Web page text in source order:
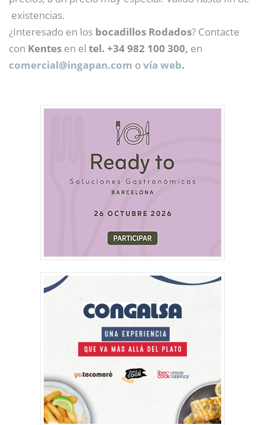
existencias.
¿Interesado en los bocadillos Rodados? Contacte
con Kentes en el tel. +34 982 100 300, en
comercial@ingapan.com ovía web.